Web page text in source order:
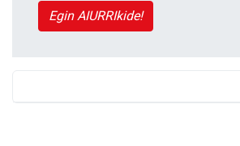
Egin AIURRIkide!